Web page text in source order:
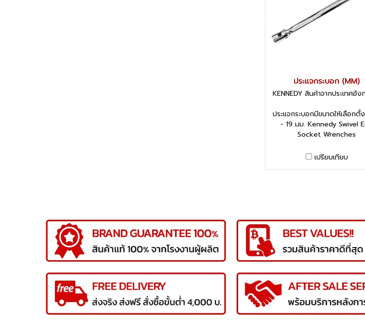
ประแจกระบอก (MM)
KENNEDY สินค้าจากประเทศอั
ประแจกระบอกมีขนาดให้เลือกตั้
- 19 มม. Kennedy Swivel
Socket Wrenches
เปรียบเทียบ